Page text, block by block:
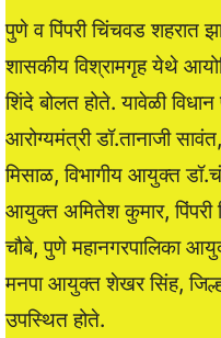
पुणे व पिंपरी चिंचवड शहरात
शासकीय विश्रामगृह येथे
शिंदे बोलत होते. यावेळी
आरोग्यमंत्री डॉ.तानाजी
मिसाळ, विभागीय आयुक्त
आयुक्त अमितेश कुमार,
चौबे, पुणे महानगरपालिका
मनपा आयुक्त शेखर सिंह,
उपस्थित होते.